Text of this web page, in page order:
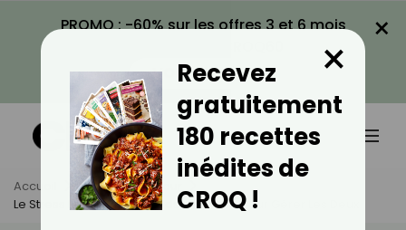
PROMO : -60% sur les offres 3 et 6 mois
VOIR LA PROMO
×
Accueil Actus
Minceur
Le Stress Et La Prise De Poids : Conseils Pour Gérer Les Deux
Recevez
gratuitement
180 recettes
inédites de
CROQ !
×